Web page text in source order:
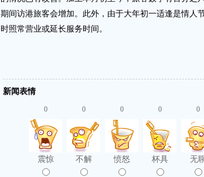
期间访港旅客会增加。此外，由于大年初一适逢是情人
时照常营业或延长服务时间。
新闻表情
0
震惊
0
不解
0
愤怒
0
杯具
0
无